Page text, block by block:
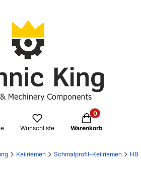
öffnen
Wunschliste
Produkte im
Warenkorb
Keilriemen Schmalprofil-Keilriemen HB